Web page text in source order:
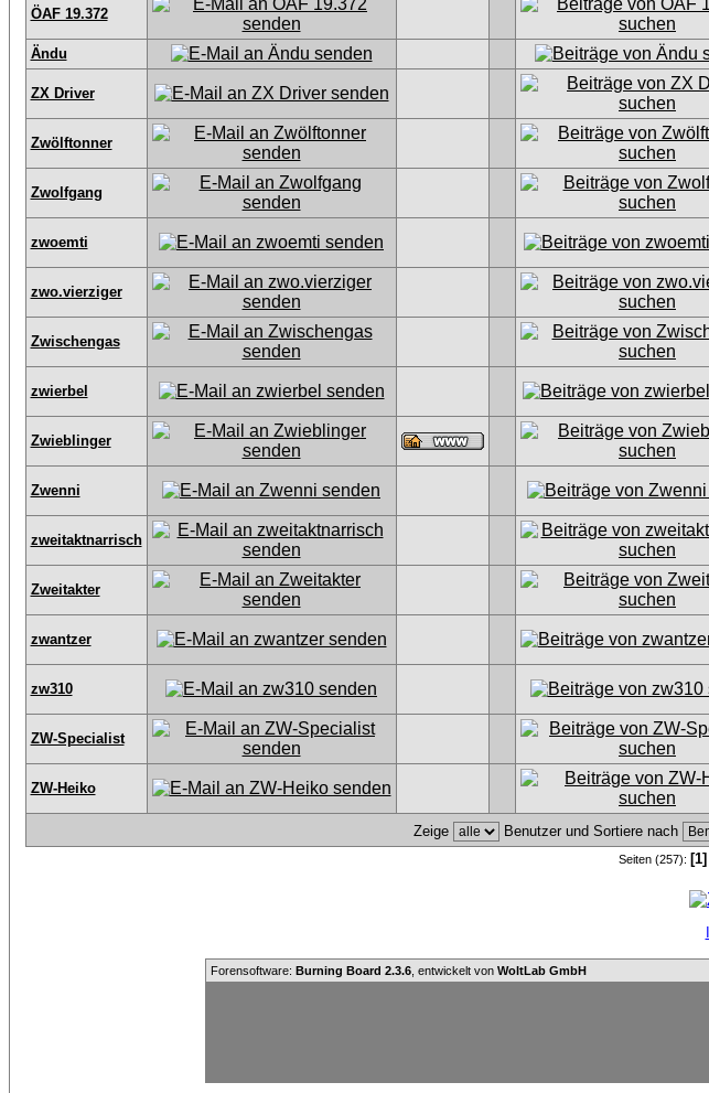
ÖAF 19.372
Ändu
ZX Driver
Zwölftonner
Zwolfgang
zwoemti
zwo.vierziger
Zwischengas
zwierbel
Zwieblinger
Zwenni
zweitaktnarrisch
Zweitakter
zwantzer
zw310
ZW-Specialist
ZW-Heiko
Zeige Benutzer und Sortiere nach
Seiten (257): [1]
Forensoftware: Burning Board 2.3.6 , entwickelt von WoltLab GmbH